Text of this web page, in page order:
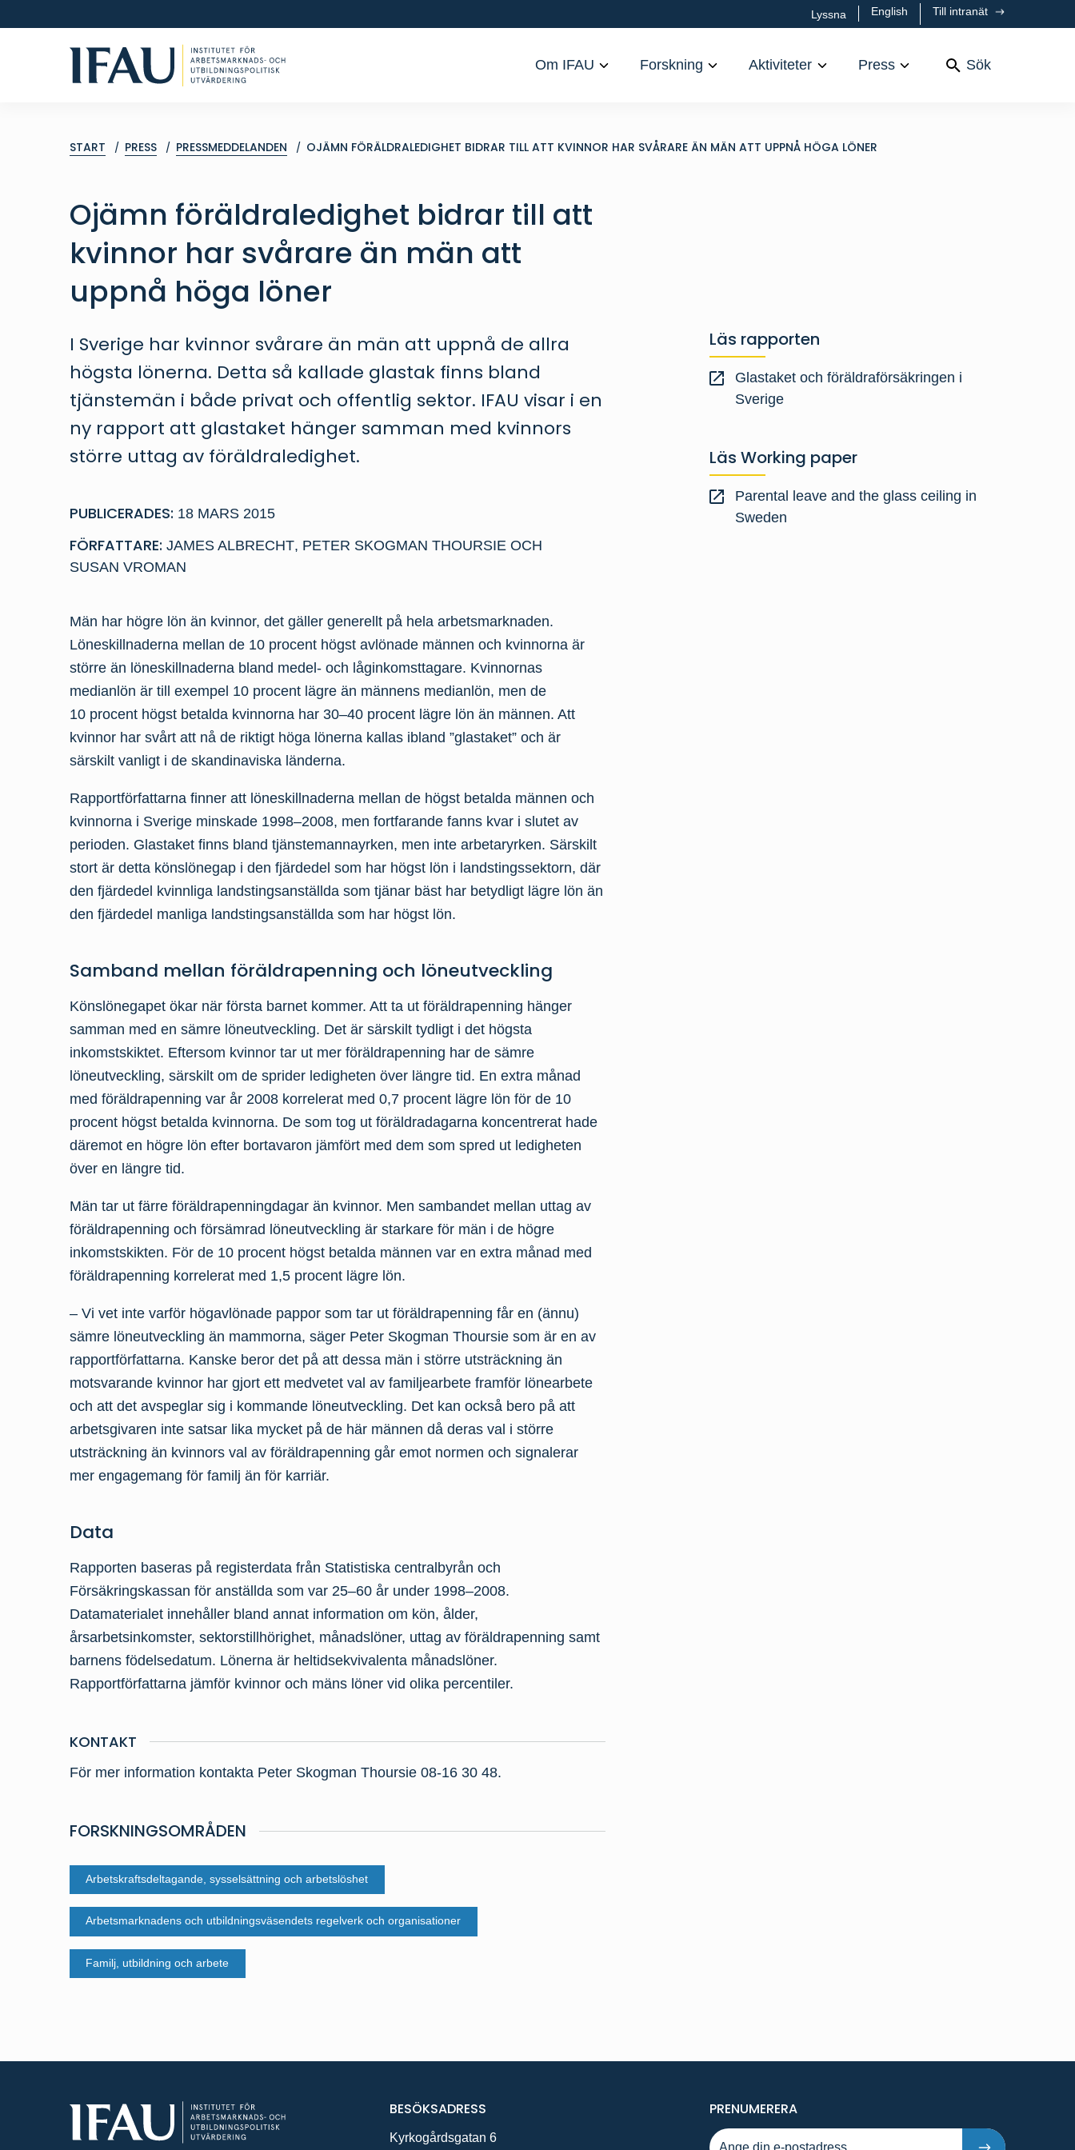
Lyssna English Till intranät
Om IFAU Forskning Aktiviteter Press Sök
START PRESS PRESSMEDDELANDEN OJÄMN FÖRÄLDRALEDIGHET BIDRAR TILL ATT KVINNOR HAR SVÅRARE ÄN MÄN ATT UPPNÅ HÖGA LÖNER
Ojämn föräldraledighet bidrar till att
kvinnor har svårare än män att
uppnå höga löner
I Sverige har kvinnor svårare än män att uppnå de allra
högsta lönerna. Detta så kallade glastak finns bland
tjänstemän i både privat och offentlig sektor. IFAU visar i en
ny rapport att glastaket hänger samman med kvinnors
större uttag av föräldraledighet.
PUBLICERADES: 18 MARS 2015
FÖRFATTARE: JAMES ALBRECHT, PETER SKOGMAN THOURSIE OCH
SUSAN VROMAN
Män har högre lön än kvinnor, det gäller generellt på hela arbetsmarknaden.
Löneskillnaderna mellan de 10 procent högst avlönade männen och kvinnorna är
större än löneskillnaderna bland medel- och låginkomsttagare. Kvinnornas
medianlön är till exempel 10 procent lägre än männens medianlön, men de
10 procent högst betalda kvinnorna har 30–40 procent lägre lön än männen. Att
kvinnor har svårt att nå de riktigt höga lönerna kallas ibland ”glastaket” och är
särskilt vanligt i de skandinaviska länderna.
Rapportförfattarna finner att löneskillnaderna mellan de högst betalda männen och
kvinnorna i Sverige minskade 1998–2008, men fortfarande fanns kvar i slutet av
perioden. Glastaket finns bland tjänstemannayrken, men inte arbetaryrken. Särskilt
stort är detta könslönegap i den fjärdedel som har högst lön i landstingssektorn, där
den fjärdedel kvinnliga landstingsanställda som tjänar bäst har betydligt lägre lön än
den fjärdedel manliga landstingsanställda som har högst lön.
Samband mellan föräldrapenning och löneutveckling
Könslönegapet ökar när första barnet kommer. Att ta ut föräldrapenning hänger
samman med en sämre löneutveckling. Det är särskilt tydligt i det högsta
inkomstskiktet. Eftersom kvinnor tar ut mer föräldrapenning har de sämre
löneutveckling, särskilt om de sprider ledigheten över längre tid. En extra månad
med föräldrapenning var år 2008 korrelerat med 0,7 procent lägre lön för de 10
procent högst betalda kvinnorna. De som tog ut föräldradagarna koncentrerat hade
däremot en högre lön efter bortavaron jämfört med dem som spred ut ledigheten
över en längre tid.
Män tar ut färre föräldrapenningdagar än kvinnor. Men sambandet mellan uttag av
föräldrapenning och försämrad löneutveckling är starkare för män i de högre
inkomstskikten. För de 10 procent högst betalda männen var en extra månad med
föräldrapenning korrelerat med 1,5 procent lägre lön.
– Vi vet inte varför högavlönade pappor som tar ut föräldrapenning får en (ännu)
sämre löneutveckling än mammorna, säger Peter Skogman Thoursie som är en av
rapportförfattarna. Kanske beror det på att dessa män i större utsträckning än
motsvarande kvinnor har gjort ett medvetet val av familjearbete framför lönearbete
och att det avspeglar sig i kommande löneutveckling. Det kan också bero på att
arbetsgivaren inte satsar lika mycket på de här männen då deras val i större
utsträckning än kvinnors val av föräldrapenning går emot normen och signalerar
mer engagemang för familj än för karriär.
Data
Rapporten baseras på registerdata från Statistiska centralbyrån och
Försäkringskassan för anställda som var 25–60 år under 1998–2008.
Datamaterialet innehåller bland annat information om kön, ålder,
årsarbetsinkomster, sektorstillhörighet, månadslöner, uttag av föräldrapenning samt
barnens födelsedatum. Lönerna är heltidsekvivalenta månadslöner.
Rapportförfattarna jämför kvinnor och mäns löner vid olika percentiler.
KONTAKT
För mer information kontakta Peter Skogman Thoursie 08-16 30 48.
FORSKNINGSOMRÅDEN
Arbetskraftsdeltagande, sysselsättning och arbetslöshet
Arbetsmarknadens och utbildningsväsendets regelverk och organisationer
Familj, utbildning och arbete
Läs rapporten
Glastaket och föräldraförsäkringen i
Sverige
Läs Working paper
Parental leave and the glass ceiling in
Sweden
BESÖKSADRESS
Kyrkogårdsgatan 6
PRENUMERERAPÅ NYA PUBLIKATIONER OCH